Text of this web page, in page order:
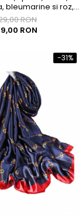
bleumarine si roz,
cm
RON
RON
-31%